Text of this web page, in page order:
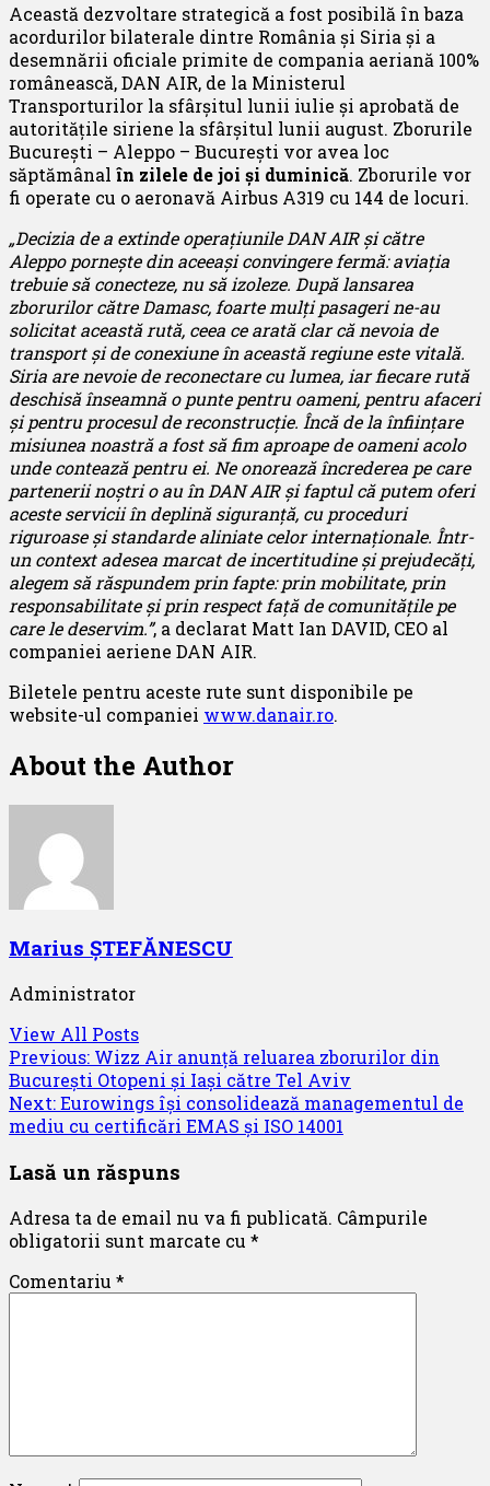
Această dezvoltare strategică a fost posibilă în baza
acordurilor bilaterale dintre România și Siria și a
desemnării oficiale primite de compania aeriană 100%
românească, DAN AIR, de la Ministerul
Transporturilor la sfârșitul lunii iulie și aprobată de
autoritățile siriene la sfârșitul lunii august. Zborurile
București – Aleppo – București vor avea loc
săptămânal în zilele de joi și duminică. Zborurile vor
fi operate cu o aeronavă Airbus A319 cu 144 de locuri.
„Decizia de a extinde operațiunile DAN AIR și către
Aleppo pornește din aceeași convingere fermă: aviația
trebuie să conecteze, nu să izoleze. După lansarea
zborurilor către Damasc, foarte mulți pasageri ne-au
solicitat această rută, ceea ce arată clar că nevoia de
transport și de conexiune în această regiune este vitală.
Siria are nevoie de reconectare cu lumea, iar fiecare rută
deschisă înseamnă o punte pentru oameni, pentru afaceri
și pentru procesul de reconstrucție. Încă de la înființare
misiunea noastră a fost să fim aproape de oameni acolo
unde contează pentru ei. Ne onorează încrederea pe care
partenerii noștri o au în DAN AIR și faptul că putem oferi
aceste servicii în deplină siguranță, cu proceduri
riguroase și standarde aliniate celor internaționale. Într-
un context adesea marcat de incertitudine și prejudecăți,
alegem să răspundem prin fapte: prin mobilitate, prin
responsabilitate și prin respect față de comunitățile pe
care le deservim.”, a declarat Matt Ian DAVID, CEO al
companiei aeriene DAN AIR.
Biletele pentru aceste rute sunt disponibile pe
website-ul companiei www.danair.ro.
About the Author
Marius ȘTEFĂNESCU
Administrator
View All Posts
Post
navigation
Previous: Wizz Air anunță reluarea zborurilor din
București Otopeni și Iași către Tel Aviv
Next:Eurowings își consolidează managementul de
mediu cu certificări EMAS și ISO 14001
Lasă un răspuns
Adresa ta de email nu va fi publicată. Câmpurile
obligatorii sunt marcate cu *
Comentariu *